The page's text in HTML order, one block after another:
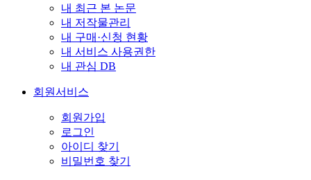
내 최근 본 논문
내 저작물관리
내 구매·신청 현황
내 서비스 사용권한
내 관심 DB
회원서비스
회원가입
로그인
아이디 찾기
비밀번호 찾기